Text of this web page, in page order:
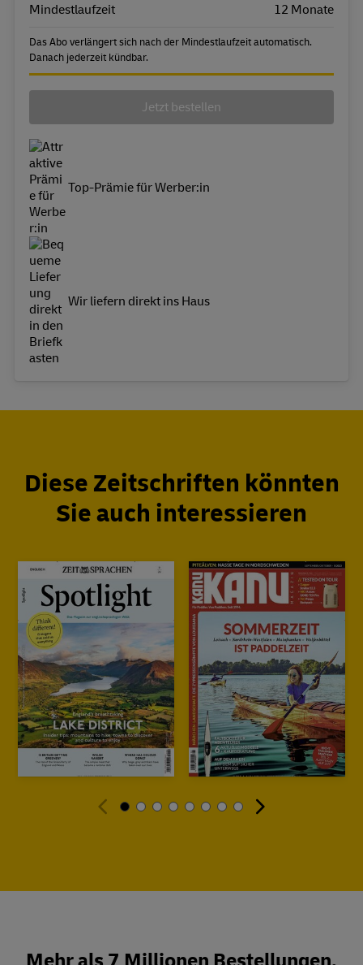
Mindestlaufzeit 12 Monate
Das Abo verlängert sich nach der Mindestlaufzeit automatisch.
Danach jederzeit kündbar.
Jetzt bestellen
Top-Prämie für Werber:in
Wir liefern direkt ins Haus
Diese Zeitschriften könnten
Sie auch interessieren